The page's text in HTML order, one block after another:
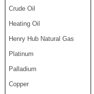
Crude Oil
Heating Oil
Henry Hub Natural Gas
Platinum
Palladium
Copper